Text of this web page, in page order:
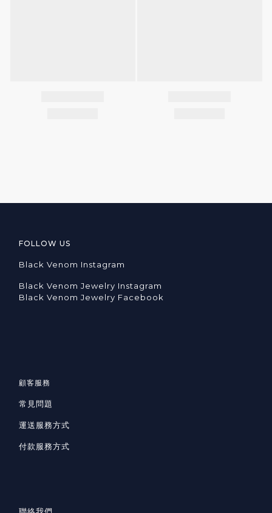
FOLLOW US
Black Venom Instagram
Black Venom Jewelry Instagram
Black Venom Jewelry Facebook
顧客服務
常見問題
運送服務方式
付款服務方式
聯絡我們